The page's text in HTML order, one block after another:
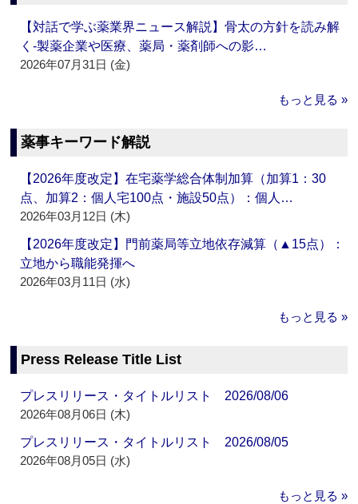
【対話で学ぶ薬業界ニュース解説】骨太の方針を読み解
く‐製薬企業や医療、薬局・薬剤師への影…
2026年07月31日 (金)
もっと見る »
薬事キーワード解説
【2026年度改定】在宅薬学総合体制加算（加算1：30
点、加算2：個人宅100点・施設50点）：個人…
2026年03月12日 (木)
【2026年度改定】門前薬局等立地依存減算（▲15点）：
立地から職能発揮へ
2026年03月11日 (水)
もっと見る »
Press Release Title List
プレスリリース・タイトルリスト 2026/08/06
2026年08月06日 (木)
プレスリリース・タイトルリスト 2026/08/05
2026年08月05日 (水)
もっと見る »